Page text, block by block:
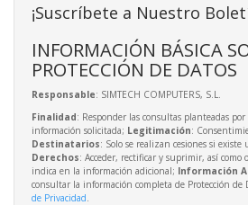
¡Suscríbete a Nuestro
INFORMACIÓN BÁSICA
PROTECCIÓN DE DATOS
Responsable: SIMTECH COMPUTERS, S.L.
Finalidad: Responder las consultas planteadas
información solicitada; Legitimación:
Destinatarios: Solo se realizan cesiones si existe
Derechos: Acceder, rectificar y suprimir, así como
indica en la información adicional; Información
consultar la información completa de Protección de
de Privacidad.